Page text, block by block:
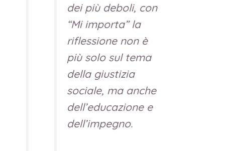
dei più deboli, con
“Mi importa” la
riflessione non è
più solo sul tema
della giustizia
sociale, ma anche
dell’educazione e
dell’impegno.